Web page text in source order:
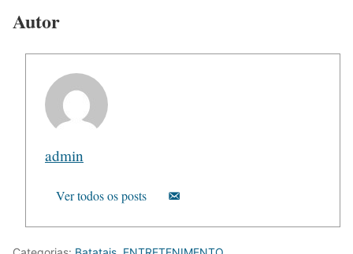
Autor
admin
Ver todos os posts